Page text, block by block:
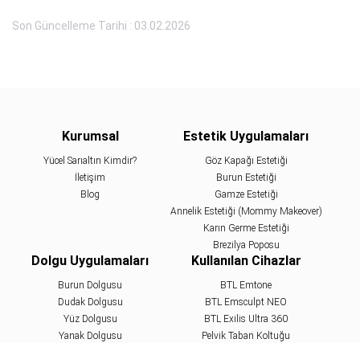
Son Güncelleme Tarihi : 03.02.2026
Kurumsal
Yücel Sarıaltın Kimdir?
İletişim
Blog
Estetik Uygulamaları
Göz Kapağı Estetiği
Burun Estetiği
Gamze Estetiği
Annelik Estetiği (Mommy Makeover)
Karın Germe Estetiği
Brezilya Poposu
Dolgu Uygulamaları
Burun Dolgusu
Dudak Dolgusu
Yüz Dolgusu
Yanak Dolgusu
Kullanılan Cihazlar
BTL Emtone
BTL Emsculpt NEO
BTL Exilis Ultra 360
Pelvik Taban Koltuğu